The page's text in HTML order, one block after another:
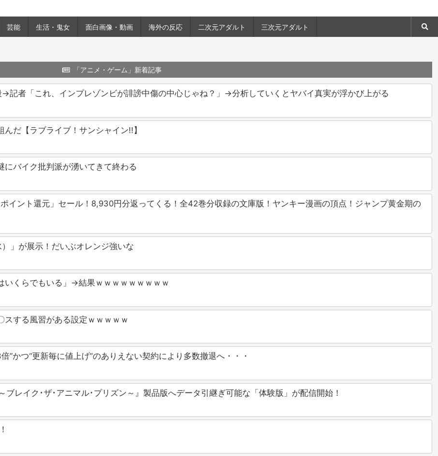
芸能 生活・鬼女 面白画像・動画 海外の反応 二次元アダルト 三次元アダルト
「アニメ・ゲーム」新着記事
記者「これ、インプレゾンビが誹謗中傷の中心じゃね？」→分析していくとヤバイ真実が浮かび上がる
だ【ラブライブ！サンシャイン!!】
にバイク批判派が湧いてきて終わる
イント還元」セール！8,930円分返ってくる！全42巻分収録の文庫版！ヤンキー漫画の頂点！ジャンプ黄金期の
」が展示！だいぶオレンジ強いな
いくらでもいる」→結果ｗｗｗｗｗｗｗｗｗ
スする風習がある設定ｗｗｗｗｗ
”かつ“更新毎に値上げ”のありえない契約により多数撤退へ・・・
レイク･ザ･アニマル･プリズン～』製品版へデータ引継ぎ可能な「体験版」が配信開始！